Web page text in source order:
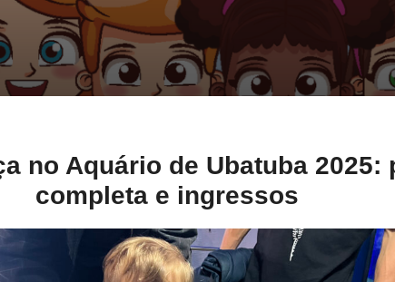
no Aquário de Ubatuba 2025:
completa e ingressos